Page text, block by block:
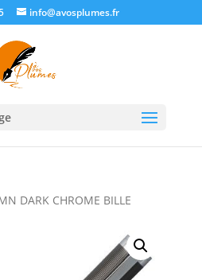
info@avosplumes.fr
DARK CHROME BILLE